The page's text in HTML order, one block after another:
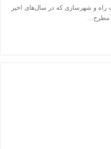
راه و شهرسازی که در سال‌های اخیر
مطرح…